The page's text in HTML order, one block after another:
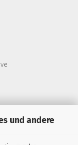
und andere